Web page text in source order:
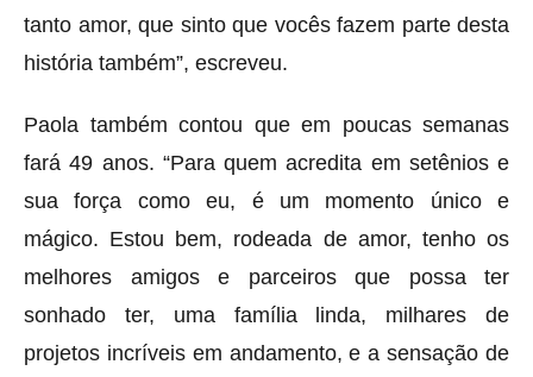
tanto amor, que sinto que vocês fazem parte desta
história também”, escreveu.
Paola também contou que em poucas semanas
fará 49 anos. “Para quem acredita em setênios e
sua força como eu, é um momento único e
mágico. Estou bem, rodeada de amor, tenho os
melhores amigos e parceiros que possa ter
sonhado ter, uma família linda, milhares de
projetos incríveis em andamento, e a sensação de